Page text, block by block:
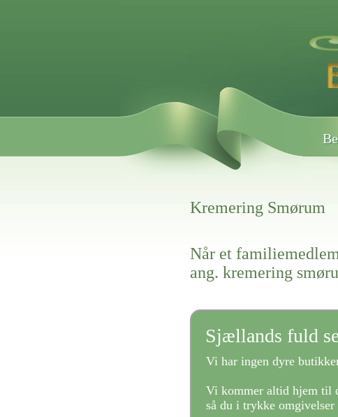
Kremering Smørum
Når et
ang. kremering
Sjællands fuld
Vi har ingen dyre
Vi kommer altid hjem til
så du i trykke